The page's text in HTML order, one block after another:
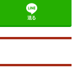
送る